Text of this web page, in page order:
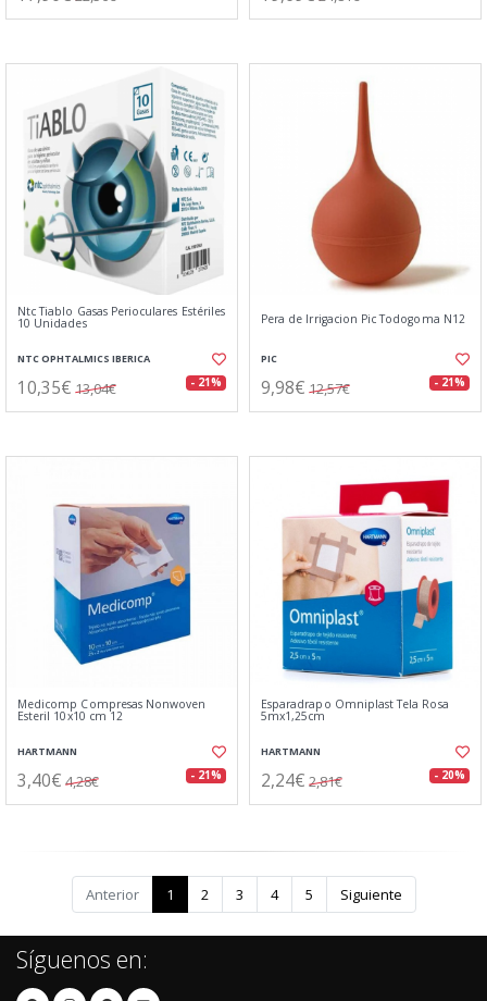
Ntc Tiablo Gasas Perioculares Estériles
10 Unidades
NTC OPHTALMICS IBERICA
10,35€ 13,04€ - 21%
Pera de Irrigacion Pic Todogoma N12
PIC
9,98€ 12,57€ - 21%
Medicomp Compresas Nonwoven
Esteril 10x10 cm 12
HARTMANN
3,40€ 4,28€ - 21%
Esparadrapo Omniplast Tela Rosa
5mx1,25cm
HARTMANN
2,24€ 2,81€ - 20%
Anterior 1 2 3 4 5 Siguiente
Síguenos en: